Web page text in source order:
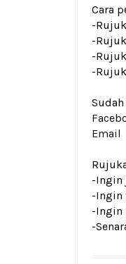
Cara
-Rujuk
-Rujuk
-Rujuk
-Rujuk
Email
-Ingin
-Ingin
-Ingin
-